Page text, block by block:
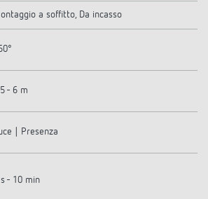
a soffitto, Da incasso
- 6 m
| Presenza
- 10 min